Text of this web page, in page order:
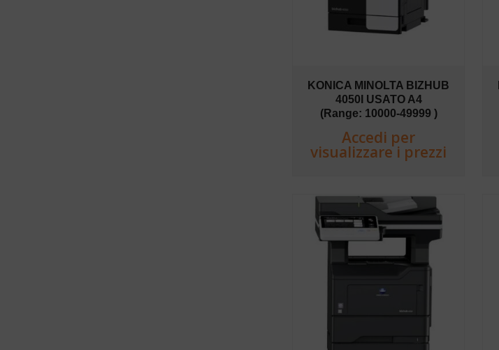
KONICA MINOLTA BIZHUB
4050I USATO A4
(Range: 10000-49999 )
Accedi per
visualizzare i prezzi